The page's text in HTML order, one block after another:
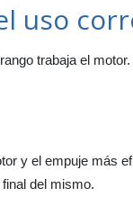
uso
trabaja el
y el empuje más
del mismo.